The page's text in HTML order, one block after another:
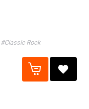
#Classic Rock